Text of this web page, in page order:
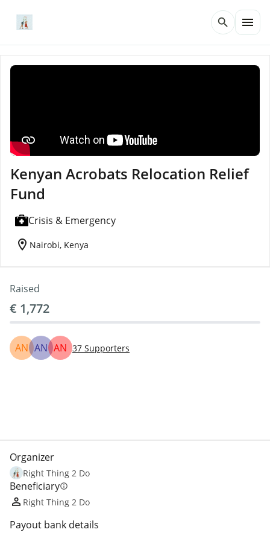
search menu
Kenyan Acrobats Relocation Relief
Fund
Crisis & Emergency
location_on Nairobi, Kenya
Raised
€ 1,772
AN AN AN 37 Supporters
Organizer
Right Thing 2 Do
Beneficiaryinfo
Right Thing 2 Do
Payout bank details